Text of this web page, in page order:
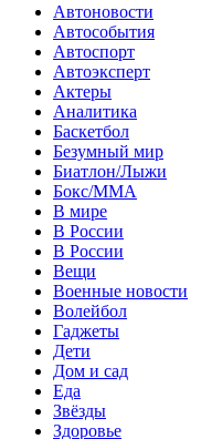
Автоновости
Автособытия
Автоспорт
Автоэксперт
Актеры
Аналитика
Баскетбол
Безумный мир
Биатлон/Лыжи
Бокс/MMA
В мире
В России
В России
Вещи
Военные новости
Волейбол
Гаджеты
Дети
Дом и сад
Еда
Звёзды
Здоровье